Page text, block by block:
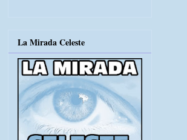
La Mirada Celeste